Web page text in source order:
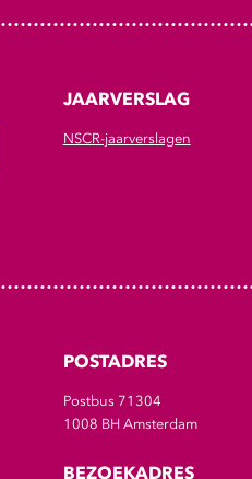
JAARVERSLAG
NSCR-jaarverslagen
POSTADRES
Postbus 71304
1008 BH Amsterdam
BEZOEKADRES